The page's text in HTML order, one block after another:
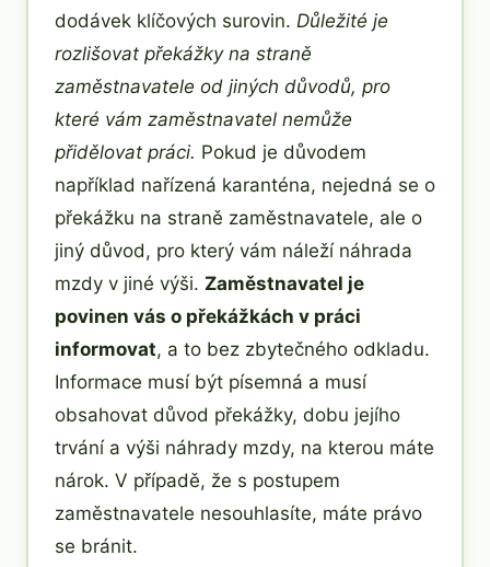
dodávek klíčových surovin. Důležité je
rozlišovat překážky na straně
zaměstnavatele od jiných důvodů, pro
které vám zaměstnavatel nemůže
přidělovat práci. Pokud je důvodem
například nařízená karanténa, nejedná se o
překážku na straně zaměstnavatele, ale o
jiný důvod, pro který vám náleží náhrada
mzdy v jiné výši. Zaměstnavatel je
povinen vás o překážkách v práci
informovat, a to bez zbytečného odkladu.
Informace musí být písemná a musí
obsahovat důvod překážky, dobu jejího
trvání a výši náhrady mzdy, na kterou máte
nárok. V případě, že s postupem
zaměstnavatele nesouhlasíte, máte právo
se bránit.